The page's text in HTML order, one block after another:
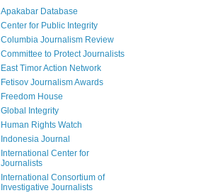
Apakabar Database
Center for Public Integrity
Columbia Journalism Review
Committee to Protect Journalists
East Timor Action Network
Fetisov Journalism Awards
Freedom House
Global Integrity
Human Rights Watch
Indonesia Journal
International Center for
Journalists
International Consortium of
Investigative Journalists